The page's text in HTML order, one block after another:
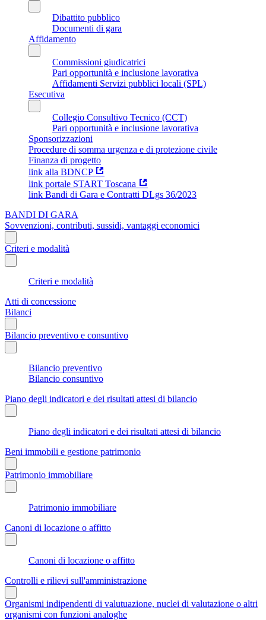
Dibattito pubblico
Documenti di gara
Affidamento
Commissioni giudicatrici
Pari opportunità e inclusione lavorativa
Affidamenti Servizi pubblici locali (SPL)
Esecutiva
Collegio Consultivo Tecnico (CCT)
Pari opportunità e inclusione lavorativa
Sponsorizzazioni
Procedure di somma urgenza e di protezione civile
Finanza di progetto
link alla BDNCP
link portale START Toscana
link Bandi di Gara e Contratti DLgs 36/2023
BANDI DI GARA
Sovvenzioni, contributi, sussidi, vantaggi economici
Criteri e modalità
Criteri e modalità
Atti di concessione
Bilanci
Bilancio preventivo e consuntivo
Bilancio preventivo
Bilancio consuntivo
Piano degli indicatori e dei risultati attesi di bilancio
Piano degli indicatori e dei risultati attesi di bilancio
Beni immobili e gestione patrimonio
Patrimonio immobiliare
Patrimonio immobiliare
Canoni di locazione o affitto
Canoni di locazione o affitto
Controlli e rilievi sull'amministrazione
Organismi indipendenti di valutuazione, nuclei di valutazione o altri
organismi con funzioni analoghe